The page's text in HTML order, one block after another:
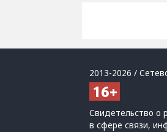
2013-2026 /
Свидетельство
в сфере связи,